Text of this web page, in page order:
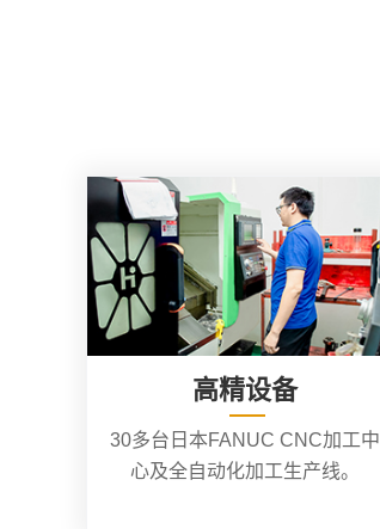
高精设备
30多台日本FANUC CNC加工中
心及全自动化加工生产线。